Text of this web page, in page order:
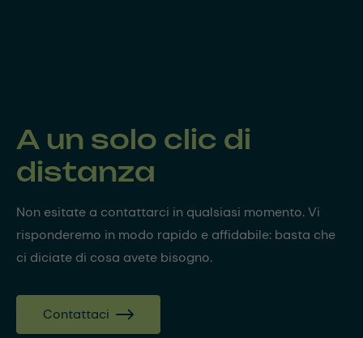
A un solo clic di
distanza
Non esitate a contattarci in qualsiasi momento. Vi
risponderemo in modo rapido e affidabile: basta che
ci diciate di cosa avete bisogno.
Contattaci